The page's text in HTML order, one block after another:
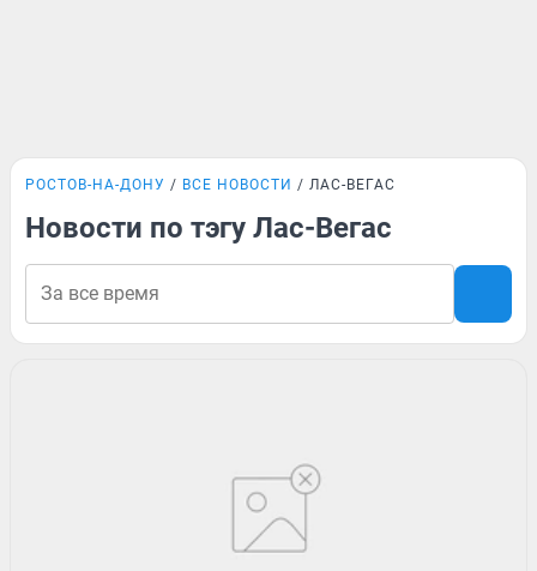
РОСТОВ-НА-ДОНУ ВСЕ НОВОСТИ ЛАС-ВЕГАС
Новости по тэгу Лас-Вегас